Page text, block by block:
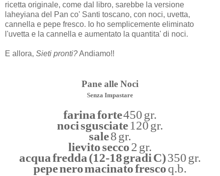
ricetta originale, come dal libro, sarebbe la versione
laheyiana del Pan co' Santi toscano, con noci, uvetta,
cannella e pepe fresco. Io ho semplicemente eliminato
l'uvetta e la cannella e aumentato la quantita' di noci.
E allora, Sieti pronti?Andiamo!!
Pane alle Noci
Senza Impastare
farina forte450 gr.
noci sgusciate120 gr.
sale8 gr.
lievito secco2 gr.
acqua fredda (12-18 gradi C)350 gr.
pepe nero macinato frescoq.b.